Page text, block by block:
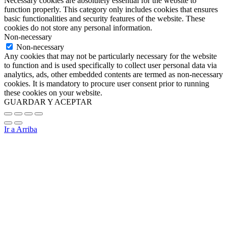
function properly. This category only includes cookies that ensures
basic functionalities and security features of the website. These
cookies do not store any personal information.
Non-necessary
Non-necessary
Any cookies that may not be particularly necessary for the website
to function and is used specifically to collect user personal data via
analytics, ads, other embedded contents are termed as non-necessary
cookies. It is mandatory to procure user consent prior to running
these cookies on your website.
GUARDAR Y ACEPTAR
Ir a Arriba